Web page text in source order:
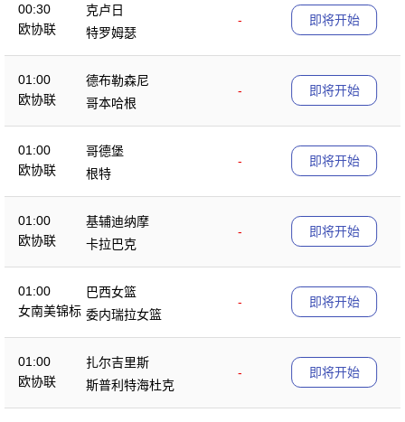
00:30
欧协联
克卢日
-
特罗姆瑟
即将开始
01:00
欧协联
德布勒森尼
-
哥本哈根
即将开始
01:00
欧协联
哥德堡
-
根特
即将开始
01:00
欧协联
基辅迪纳摩
-
卡拉巴克
即将开始
01:00
女南美锦标
巴西女篮
-
委内瑞拉女篮
即将开始
01:00
欧协联
扎尔吉里斯
-
斯普利特海杜克
即将开始